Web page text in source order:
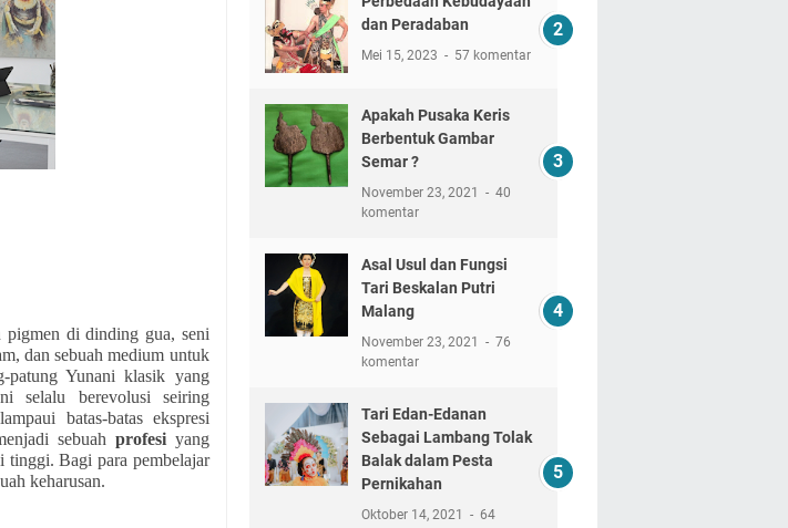
pigmen di dinding gua, seni
dan sebuah medium untuk
patung Yunani klasik yang
selalu berevolusi seiring
batas-batas ekspresi
sebuah profesiyang
tinggi. Bagi para pembelajar
keharusan.
dan Peradaban
Mei 15, 2023 57 komentar
Apakah Pusaka Keris
Berbentuk Gambar
Semar ?
November 23, 2021
40
komentar
Asal Usul dan Fungsi
Tari Beskalan Putri
Malang
November 23, 2021
76
komentar
Tari Edan-Edanan
Sebagai Lambang Tolak
Balak dalam Pesta
Pernikahan
Oktober 14, 2021
64